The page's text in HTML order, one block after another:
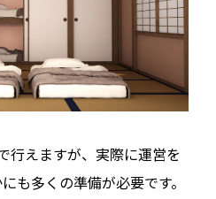
行えますが、実際に運営を
も多くの準備が必要です。